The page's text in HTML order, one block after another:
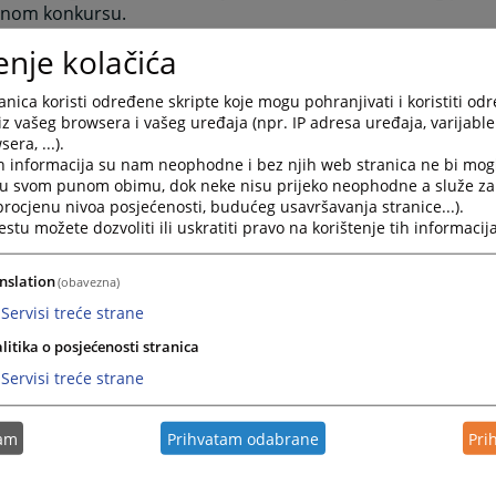
konkursu.
na određeno ili na neodređeno vrijeme.
konkurs ili javni oglas objavljuju se javno, putem
za zasnivanje radnog odnosa za radnike u organima
na radnike suda, ako zakonom nije drugačije
za kandidata su:
je državljanin Bosne i Hercegovine i da ima prebivalište u
opštu zdravstvenu sposobnost,
po svojim radnim i ljudskim kvalitetima dostojan ugleda
nije osuđivan za krivično djelo na bezuslovnu kaznu
ili za krivično djelo koje ga čini nepodobnim za
i
druge uslove utvrđene zakonom, drugim
organizaciji i sistematizaciji radnih mjesta u sudu.
kolačića
koristi određene skripte koje mogu pohranjivati i koristiti
vašeg browsera i vašeg uređaja (npr. IP adresa uređaja,
...).
informacija su nam neophodne i bez njih web stranica ne bi
svom punom obimu, dok neke nisu prijeko neophodne a služe
nivoa posjećenosti, budućeg usavršavanja stranice...).
možete dozvoliti ili uskratiti pravo na korištenje tih
(obavezna)
Servisi treće strane
o posjećenosti stranica
Servisi treće strane
Prihvatam odabrane